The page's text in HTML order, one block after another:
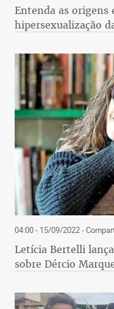
Entenda as origens
hipersexualização
04:00 - 15/09/2022-
Letícia Bertelli
sobre Dércio